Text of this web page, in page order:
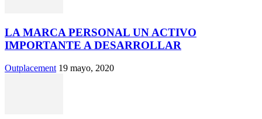
LA MARCA PERSONAL UN ACTIVO
IMPORTANTE A DESARROLLAR
Outplacement 19 mayo, 2020